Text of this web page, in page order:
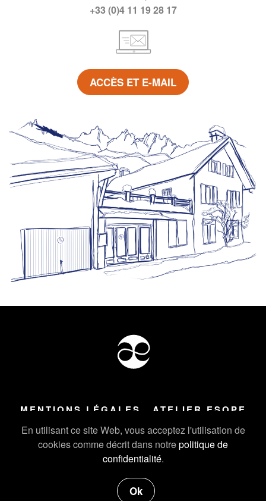
En utilisant ce site Web, vous acceptez l'utilisation de
cookies comme décrit dans notrepolitique de
confidentialité.
Ok
+33 (0)4 11 19 28 17
ACCÈS ET E-MAIL
MENTIONS LÉGALES ATELIER ESOPE